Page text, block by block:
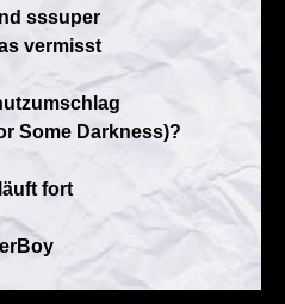
sssuper
vermisst
Some Darkness)?
fort